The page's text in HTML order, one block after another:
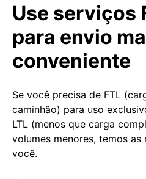
Use serviços
para envio
conveniente
Se você precisa de FTL
caminhão) para uso
LTL (menos que carga
volumes menores, temos as
você.